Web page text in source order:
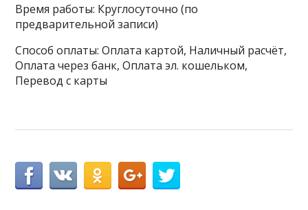
Время работы: Круглосуточно (по
предварительной записи)
Способ оплаты: Оплата картой, Наличный расчёт,
Оплата через банк, Оплата эл. кошельком,
Перевод с карты